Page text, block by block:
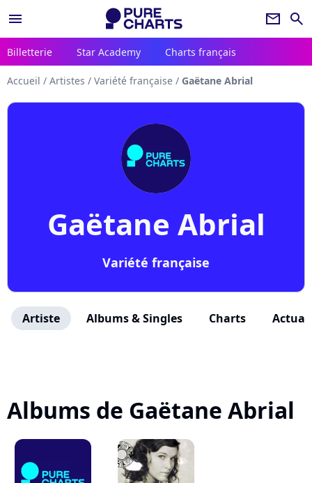
menu newsletter search
Billetterie Star Academy Charts français
Accueil / Artistes / Variété française / Gaëtane Abrial
Gaëtane Abrial
Variété française
Artiste Albums & Singles Charts
Albums de Gaëtane Abrial